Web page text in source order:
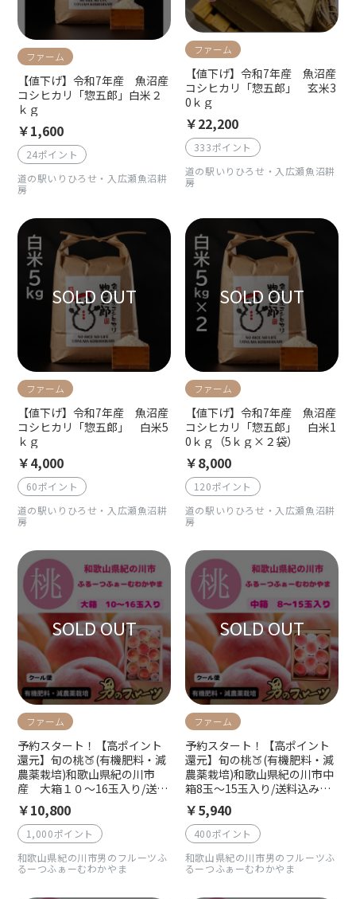
ファーム
【値下げ】令和7年産 魚沼産
コシヒカリ「惣五郎」白米２
ｋｇ
￥1,600
24ポイント
道の駅いりひろせ・入広瀬魚沼耕
房
ファーム
【値下げ】令和7年産 魚沼産
コシヒカリ「惣五郎」 玄米3
0ｋｇ
￥22,200
333ポイント
道の駅いりひろせ・入広瀬魚沼耕
房
ファーム
【値下げ】令和7年産 魚沼産
コシヒカリ「惣五郎」 白米5
ｋｇ
￥4,000
60ポイント
道の駅いりひろせ・入広瀬魚沼耕
房
ファーム
【値下げ】令和7年産 魚沼産
コシヒカリ「惣五郎」 白米1
0ｋｇ（5ｋｇ×２袋）
￥8,000
120ポイント
道の駅いりひろせ・入広瀬魚沼耕
房
ファーム
予約スタート！【高ポイント
還元】旬の桃🍑(有機肥料・減
農薬栽培)和歌山県紀の川市
産 大箱１０〜16玉入り/送料
込み（一部地域を除く）/クー
ル便でお届け ７月中旬より
順次発送
￥10,800
1,000ポイント
和歌山県紀の川市男のフルーツふ
るーつふぁーむわかやま
ファーム
予約スタート！【高ポイント
還元】旬の桃🍑(有機肥料・減
農薬栽培)和歌山県紀の川市中
箱8玉〜15玉入り/送料込み
（一部地域を除く）/クール便
でお届け 7月中旬より順次発
送
￥5,940
400ポイント
和歌山県紀の川市男のフルーツふ
るーつふぁーむわかやま